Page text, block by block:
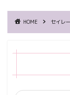
HOME セイレ